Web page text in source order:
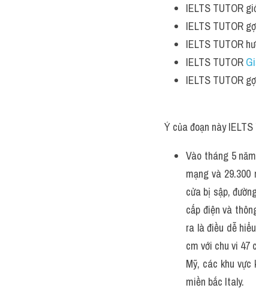
IELTS TUTOR
IELTS TUTOR
IELTS TUTOR
IELTS TUTOR
IELTS TUTOR
Ý của đoạn này
Vào tháng 5
mạng và
cửa bị sập,
cấp điện và
ra là điều dễ
cm với chu vi 47
Mỹ, các khu
miền bắc Italy.